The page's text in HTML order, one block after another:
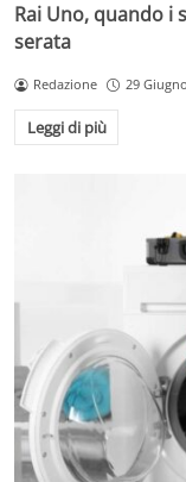
Rai Uno, quando i
serata
Redazione 29
Leggi di più